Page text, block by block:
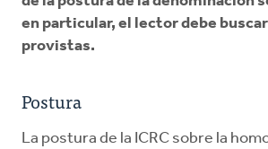
en particular, el lector debe
provistas.
Postura
La postura de la ICRC sobre la